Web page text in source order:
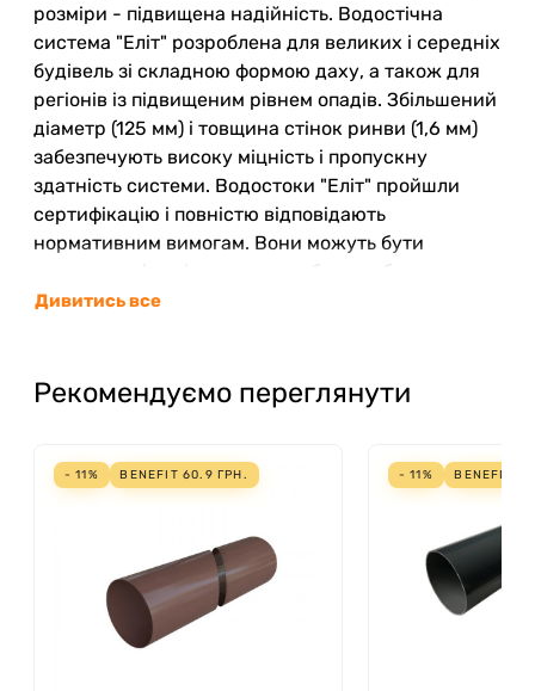
розміри - підвищена надійність. Водостічна
система "Еліт" розроблена для великих і середніх
будівель зі складною формою даху, а також для
регіонів із підвищеним рівнем опадів. Збільшений
діаметр (125 мм) і товщина стінок ринви (1,6 мм)
забезпечують високу міцність і пропускну
здатність системи. Водостоки "Еліт" пройшли
сертифікацію і повністю відповідають
нормативним вимогам. Вони можуть бути
встановлені на фасадах, оздоблених будь-якими
матеріалами: каменем, цеглою, деревом, а також
7ПЕРЕВАГ ВОДОСТІЧНОЇ СИСТЕМИ АЛЬТА-
ГАРАНТІЯ 25 РОКІВ
Водостічна система "Альта-Профіль" не схильна
до корозії і гниття, стійка до впливу агресивного
середовища і перепадів температур. Прослужить
не менше 25 років!
Дивитись все
Рекомендуємо переглянути
- 11% BENEFIT 60.9 ГРН. - 11% BENEFIT